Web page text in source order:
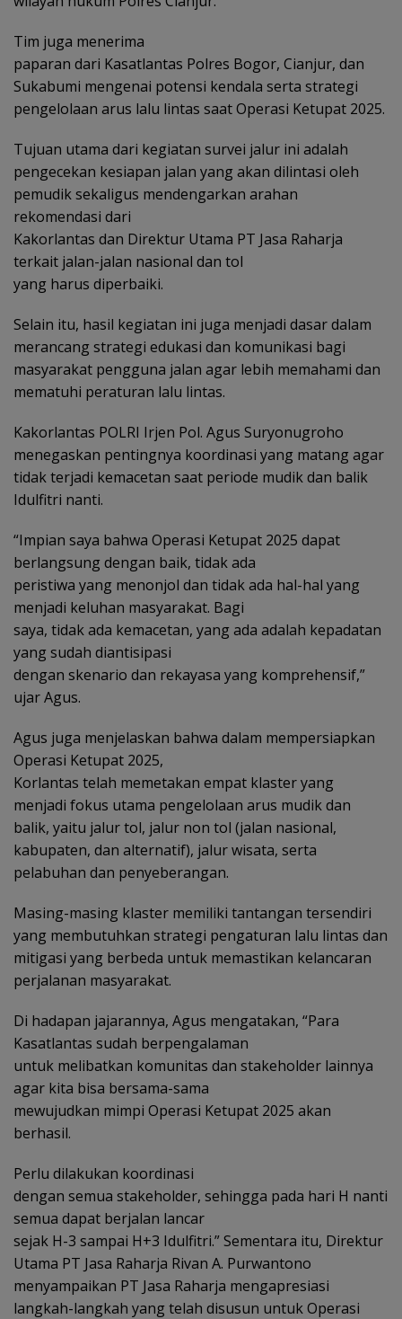
Tim juga menerima
paparan dari Kasatlantas Polres Bogor, Cianjur, dan
Sukabumi mengenai potensi kendala serta strategi
pengelolaan arus lalu lintas saat Operasi Ketupat 2025.
Tujuan utama dari kegiatan survei jalur ini adalah
pengecekan kesiapan jalan yang akan dilintasi oleh
pemudik sekaligus mendengarkan arahan
rekomendasi dari
Kakorlantas dan Direktur Utama PT Jasa Raharja
terkait jalan-jalan nasional dan tol
yang harus diperbaiki.
Selain itu, hasil kegiatan ini juga menjadi dasar dalam
merancang strategi edukasi dan komunikasi bagi
masyarakat pengguna jalan agar lebih memahami dan
mematuhi peraturan lalu lintas.
Kakorlantas POLRI Irjen Pol. Agus Suryonugroho
menegaskan pentingnya koordinasi yang matang agar
tidak terjadi kemacetan saat periode mudik dan balik
Idulfitri nanti.
“Impian saya bahwa Operasi Ketupat 2025 dapat
berlangsung dengan baik, tidak ada
peristiwa yang menonjol dan tidak ada hal-hal yang
menjadi keluhan masyarakat. Bagi
saya, tidak ada kemacetan, yang ada adalah kepadatan
yang sudah diantisipasi
dengan skenario dan rekayasa yang komprehensif,”
ujar Agus.
Agus juga menjelaskan bahwa dalam mempersiapkan
Operasi Ketupat 2025,
Korlantas telah memetakan empat klaster yang
menjadi fokus utama pengelolaan arus mudik dan
balik, yaitu jalur tol, jalur non tol (jalan nasional,
kabupaten, dan alternatif), jalur wisata, serta
pelabuhan dan penyeberangan.
Masing-masing klaster memiliki tantangan tersendiri
yang membutuhkan strategi pengaturan lalu lintas dan
mitigasi yang berbeda untuk memastikan kelancaran
perjalanan masyarakat.
Di hadapan jajarannya, Agus mengatakan, “Para
Kasatlantas sudah berpengalaman
untuk melibatkan komunitas dan stakeholder lainnya
agar kita bisa bersama-sama
mewujudkan mimpi Operasi Ketupat 2025 akan
berhasil.
Perlu dilakukan koordinasi
dengan semua stakeholder, sehingga pada hari H nanti
semua dapat berjalan lancar
sejak H-3 sampai H+3 Idulfitri.” Sementara itu, Direktur
Utama PT Jasa Raharja Rivan A. Purwantono
menyampaikan PT Jasa Raharja mengapresiasi
langkah-langkah yang telah disusun untuk Operasi